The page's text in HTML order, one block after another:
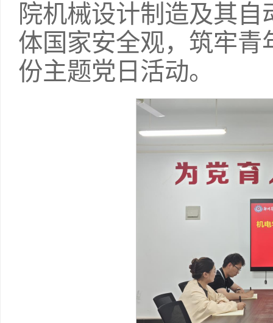
院机械设计制造及其
体国家安全观，筑牢青
份主题党日活动。